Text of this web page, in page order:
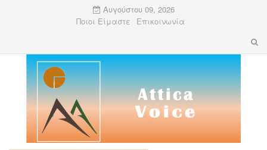
Αυγούστου 09, 2026
Ποιοι Είμαστε
Επικοινωνία